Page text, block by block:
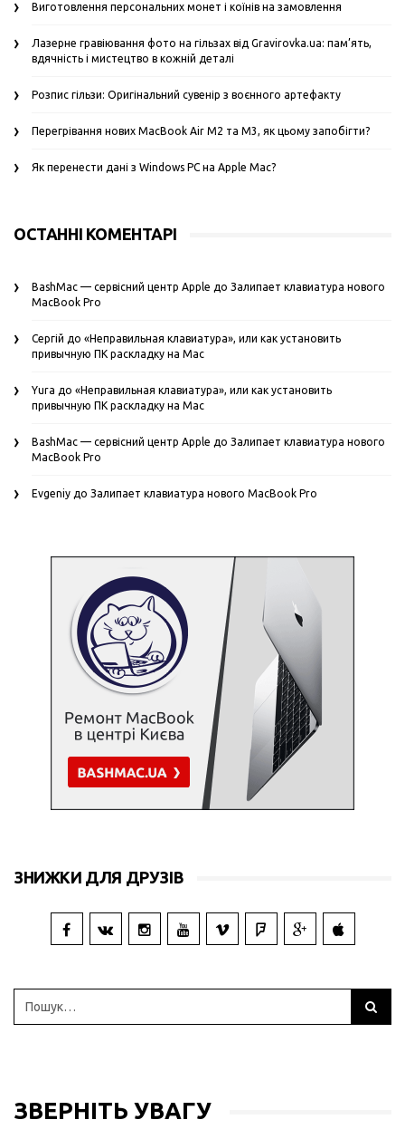
Виготовлення персональних монет і коїнів на замовлення
Лазерне гравіювання фото на гільзах від Gravirovka.ua: пам’ять,
вдячність і мистецтво в кожній деталі
Розпис гільзи: Оригінальний сувенір з воєнного артефакту
Перегрівання нових MacBook Air M2 та M3, як цьому запобігти?
Як перенести дані з Windows PC на Apple Mac?
ОСТАННІ КОМЕНТАРІ
BashMac — сервісний центр Apple до Залипает клавиатура нового
MacBook Pro
Сергій до «Неправильная клавиатура», или как установить
привычную ПК раскладку на Mac
Yura до «Неправильная клавиатура», или как установить
привычную ПК раскладку на Mac
BashMac — сервісний центр Apple до Залипает клавиатура нового
MacBook Pro
Evgeniy до Залипает клавиатура нового MacBook Pro
ЗНИЖКИ ДЛЯ ДРУЗІВ
ЗВЕРНІТЬ УВАГУ